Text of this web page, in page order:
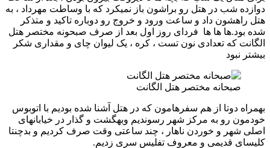
دوازده شب در هتل رو براشون باز نمیکرد که با وساطت مهرداد ، به
هتل راهشون داد و ساعت ورود و خروج رو دوباره تاکید و متذکر
شده بود.ها ها ها فردای روز اول بعد از صرف صبحونه مختصر هتل
الگانت که تعدادی نون تست ، کره ، یک لیوان چای و مقداری شکر
بیشتر نبود
صبحانه مختصر هتل الگانت
بهمراه دوتا از هم سفرهامون که در هتل آشنا شده بودیم با اتوبوس
خودمون رو به مرکز شهر رسوندیم وبهگشت و گذار در خیابانهای
اصلی شهر و خوردن ناهار ، چند ساعتی وقت صرف کردیم و بدچنتا
کلیسای قدیمی و معروف تفلیس سری زدیم.